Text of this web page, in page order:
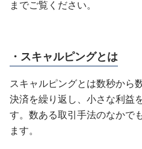
までご覧ください。
・スキャルピングとは
スキャルピングとは数秒から
決済を繰り返し、小さな利益
す。数ある取引手法のなかで
ます。